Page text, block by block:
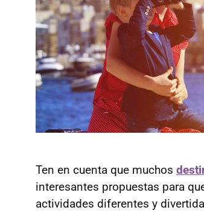
Ten en cuenta que muchos
interesantes propuestas para
actividades diferentes y